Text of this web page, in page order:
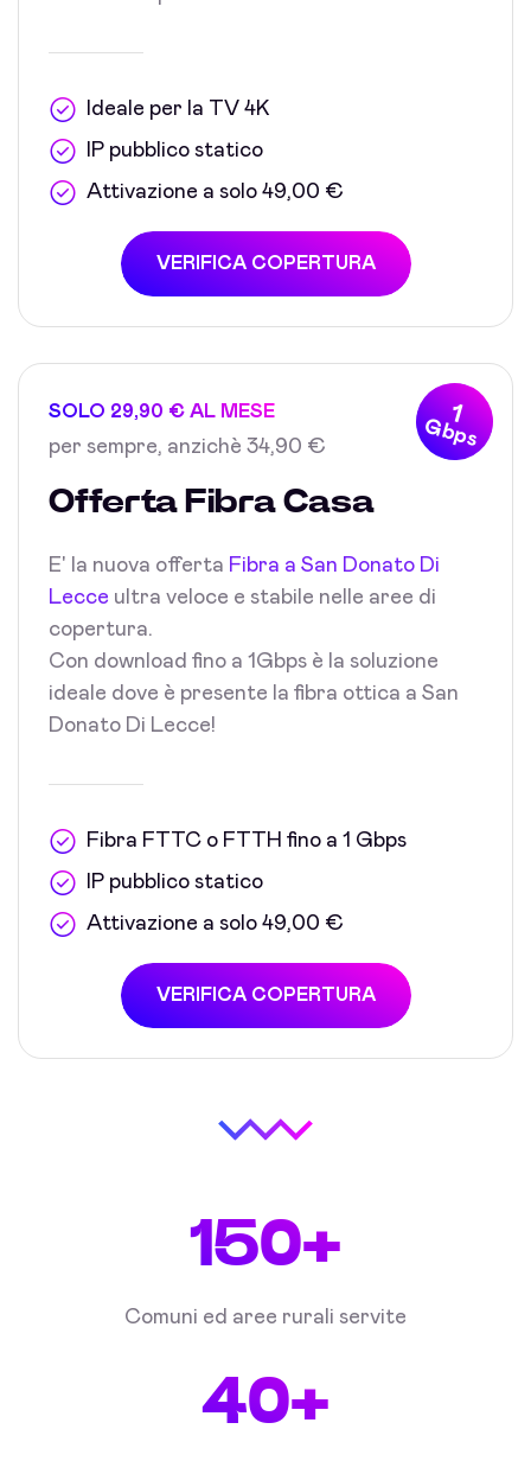
Ideale per la TV 4K
IP pubblico statico
Attivazione a solo 49,00 €
VERIFICA COPERTURA
1
Gbps
SOLO 29,90 € AL MESE
per sempre, anzichè 34,90 €
Offerta Fibra Casa
E' la nuova offerta Fibra a San Donato Di
Lecce ultra veloce e stabile nelle aree di
copertura.
Con download fino a 1Gbps è la soluzione
ideale dove è presente la fibra ottica a San
Donato Di Lecce!
Fibra FTTC o FTTH fino a 1 Gbps
IP pubblico statico
Attivazione a solo 49,00 €
VERIFICA COPERTURA
150+
Comuni ed aree rurali servite
40+